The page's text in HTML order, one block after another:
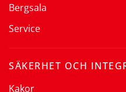
Bergsala
Service
SÄKERHET OCH
Kakor